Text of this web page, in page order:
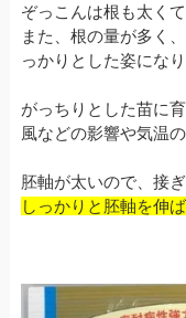
ぞっこんは根も太くて
また、根の量が多く
っかりとした姿になり
がっちりとした苗に
風などの影響や気温
胚軸が太いので、接
しっかりと胚軸を伸